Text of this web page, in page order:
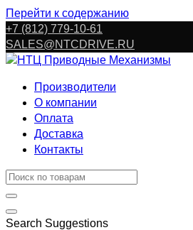
Перейти к содержанию
+7 (812) 779-10-61
SALES@NTCDRIVE.RU
Производители
О компании
Оплата
Доставка
Контакты
Search Suggestions